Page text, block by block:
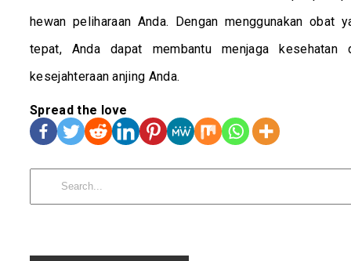
hewan peliharaan Anda. Dengan menggunakan obat
tepat, Anda dapat membantu menjaga kesehatan
kesejahteraan anjing Anda.
Spread the love